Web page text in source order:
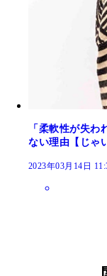
「柔軟性が失
ない理由【じゃ
2023年03月14日